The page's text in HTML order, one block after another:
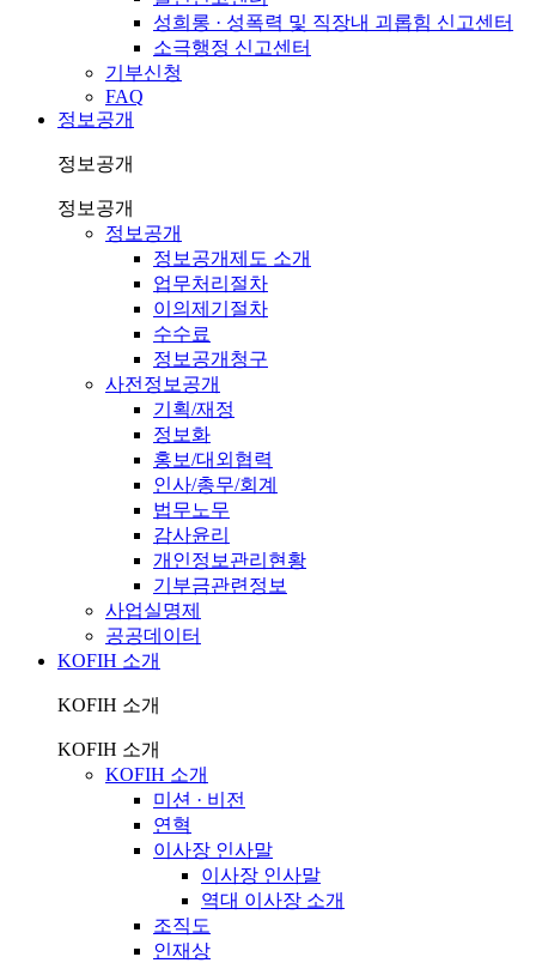
성희롱 · 성폭력 및 직장내 괴롭힘 신고센터
소극행정 신고센터
기부신청
FAQ
정보공개
정보공개
정보공개
정보공개
정보공개제도 소개
업무처리절차
이의제기절차
수수료
정보공개청구
사전정보공개
기획/재정
정보화
홍보/대외협력
인사/총무/회계
법무노무
감사윤리
개인정보관리현황
기부금관련정보
사업실명제
공공데이터
KOFIH 소개
KOFIH 소개
KOFIH 소개
KOFIH 소개
미션 · 비전
연혁
이사장 인사말
이사장 인사말
역대 이사장 소개
조직도
인재상